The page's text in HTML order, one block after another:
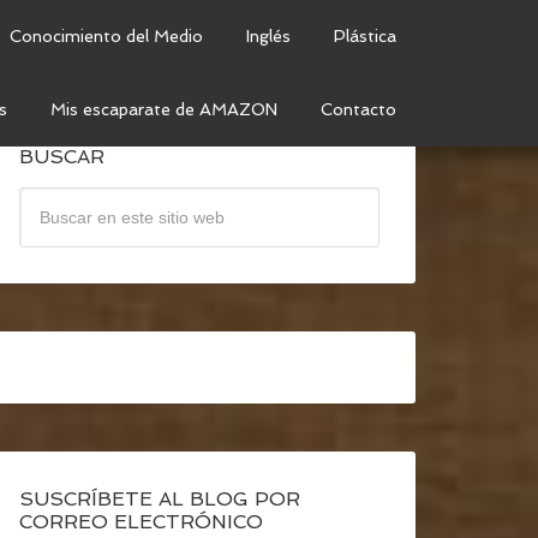
Conocimiento del Medio Inglés Plástica
Mis escaparate de AMAZON Contacto
BUSCAR
SUSCRÍBETE AL BLOG POR
CORREO ELECTRÓNICO